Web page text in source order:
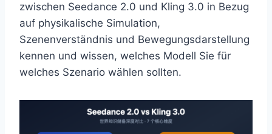
zwischen Seedance 2.0 und Kling 3.0 in Bezug
auf physikalische Simulation,
Szenenverständnis und Bewegungsdarstellung
kennen und wissen, welches Modell Sie für
welches Szenario wählen sollten.